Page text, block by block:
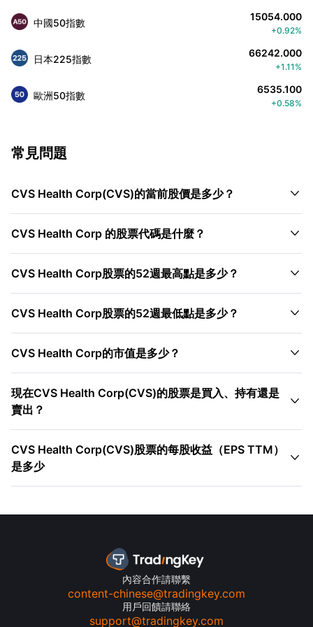
中國50指數 15054.000
+0.92%
日本225指數 66242.000
+1.11%
歐洲50指數 6535.100
+0.58%
常見問題
CVS Health Corp(CVS)的當前股價是多少？ 
CVS Health Corp 的股票代碼是什麼？ 
CVS Health Corp股票的52週最高點是多少？ 
CVS Health Corp股票的52週最低點是多少？ 
CVS Health Corp的市值是多少？ 
現在CVS Health Corp(CVS)的股票是買入、持有還是
賣出？

CVS Health Corp(CVS)股票的每股收益（EPS TTM）
是多少

內容合作請聯繫
content-chinese@tradingkey.com
用戶回饋請聯絡
support@tradingkey.com